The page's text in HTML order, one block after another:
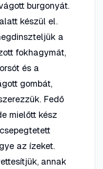
burgonyát.
készül el.
a
fokhagymát,
és a
gombát,
Fedő
mielőtt kész
az ízeket.
annak